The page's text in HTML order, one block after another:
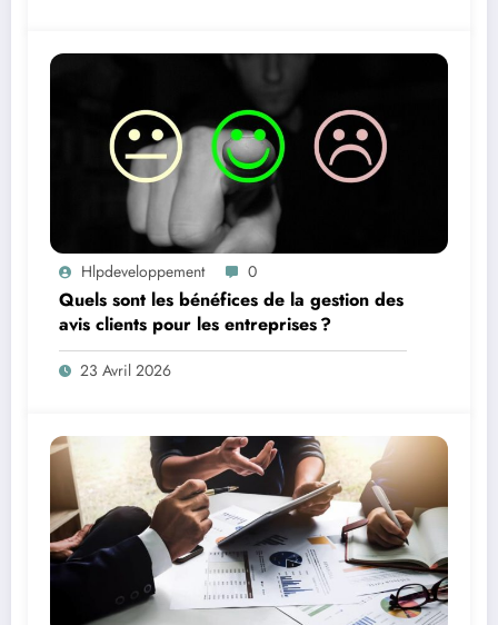
Hlpdeveloppement 0
Quels sont les bénéfices de la gestion des
avis clients pour les entreprises ?
23 Avril 2026